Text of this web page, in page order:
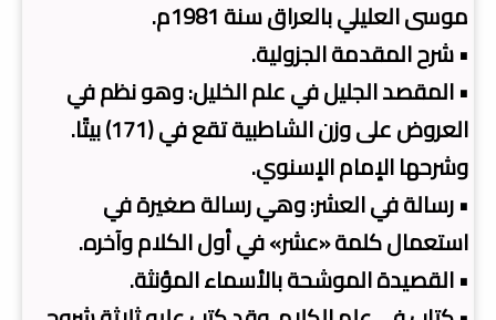
موسى العليلي بالعراق سنة 1981م.
• شرح المقدمة الجزولية.
• المقصد الجليل في علم الخليل: وهو نظم في
العروض على وزن الشاطبية تقع في (171) بيتًا.
وشرحها الإمام الإسنوي.
• رسالة في العشر: وهي رسالة صغيرة في
استعمال كلمة «عشر» في أول الكلام وآخره.
• القصيدة الموشحة بالأسماء المؤنثة.